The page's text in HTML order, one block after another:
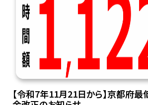
【令和7年11月21日から】京都府最